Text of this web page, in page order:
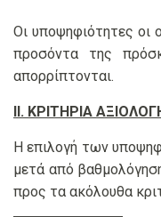
Οι υποψηφιότητες οι
προσόντα της
απορρίπτονται.
ΙΙ. ΚΡΙΤΗΡΙΑ
Η επιλογή των
μετά από
προς τα ακόλουθα